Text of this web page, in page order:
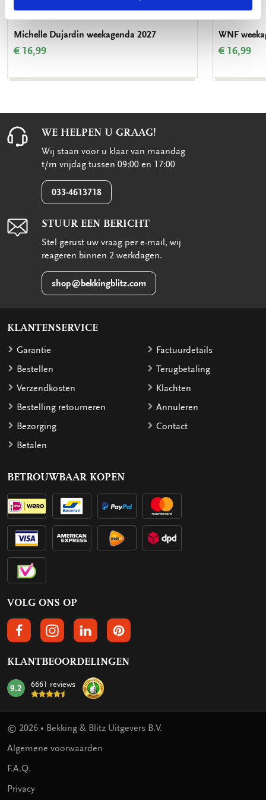
Michelle Dujardin weekagenda 2027
€ 16,99
WNF
€ 16,99
WE HELPEN U GRAAG!
Wij staan voor u klaar van maandag
t/m vrijdag tussen 09:00 en 17:00
033-4613718
STUUR EEN BERICHT
Stel gerust uw vraag per e-mail, wij
reageren binnen 2 werkdagen.
shop@bekkingblitz.com
KLANTENSERVICE
Garantie
Bestellen
Verzendkosten
Bestelling retourneren
Bezorging
Betalen
Factuurdetails
Terugbetaling
Klachten
Annuleren
Contact
BETROUWBAAR KOPEN
VOLG ONS OP
VOLGS ONS OP FACEBOOK
VOLG ONS OP INSTAGRAM
VOLG ONS OP LINKEDIN
VOLG ONS OP PINTEREST
KLANTBEOORDELINGEN
mark:
9.2 6661 reviews
© 2026 • Bekking & Blitz Uitgevers B.V.
Algemene voorwaarden
F.A.Q.
Privacy